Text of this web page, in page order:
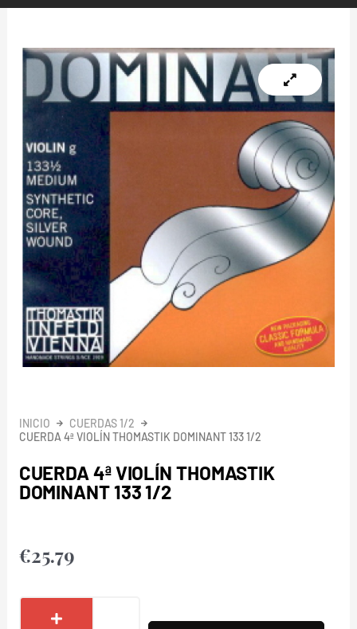
INICIO
CUERDAS 1/2
CUERDA 4ª VIOLÍN THOMASTIK DOMINANT 133 1/2
CUERDA 4ª VIOLÍN THOMASTIK
DOMINANT 133 1/2
€25.79